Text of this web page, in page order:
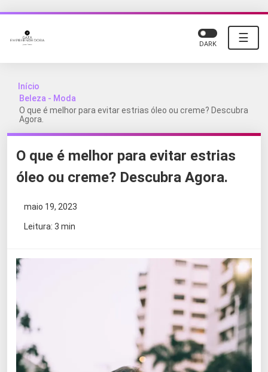
☰
DARK
Início
Beleza - Moda
O que é melhor para evitar estrias óleo ou creme? Descubra
Agora.
O que é melhor para evitar estrias
óleo ou creme? Descubra Agora.
maio 19, 2023
Leitura: 3 min